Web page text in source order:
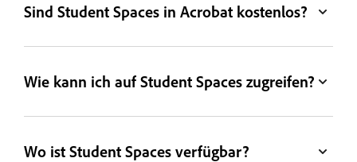
Sind Student Spaces in Acrobat kostenlos?
Wie kann ich auf Student Spaces zugreifen?
Wo ist Student Spaces verfügbar?